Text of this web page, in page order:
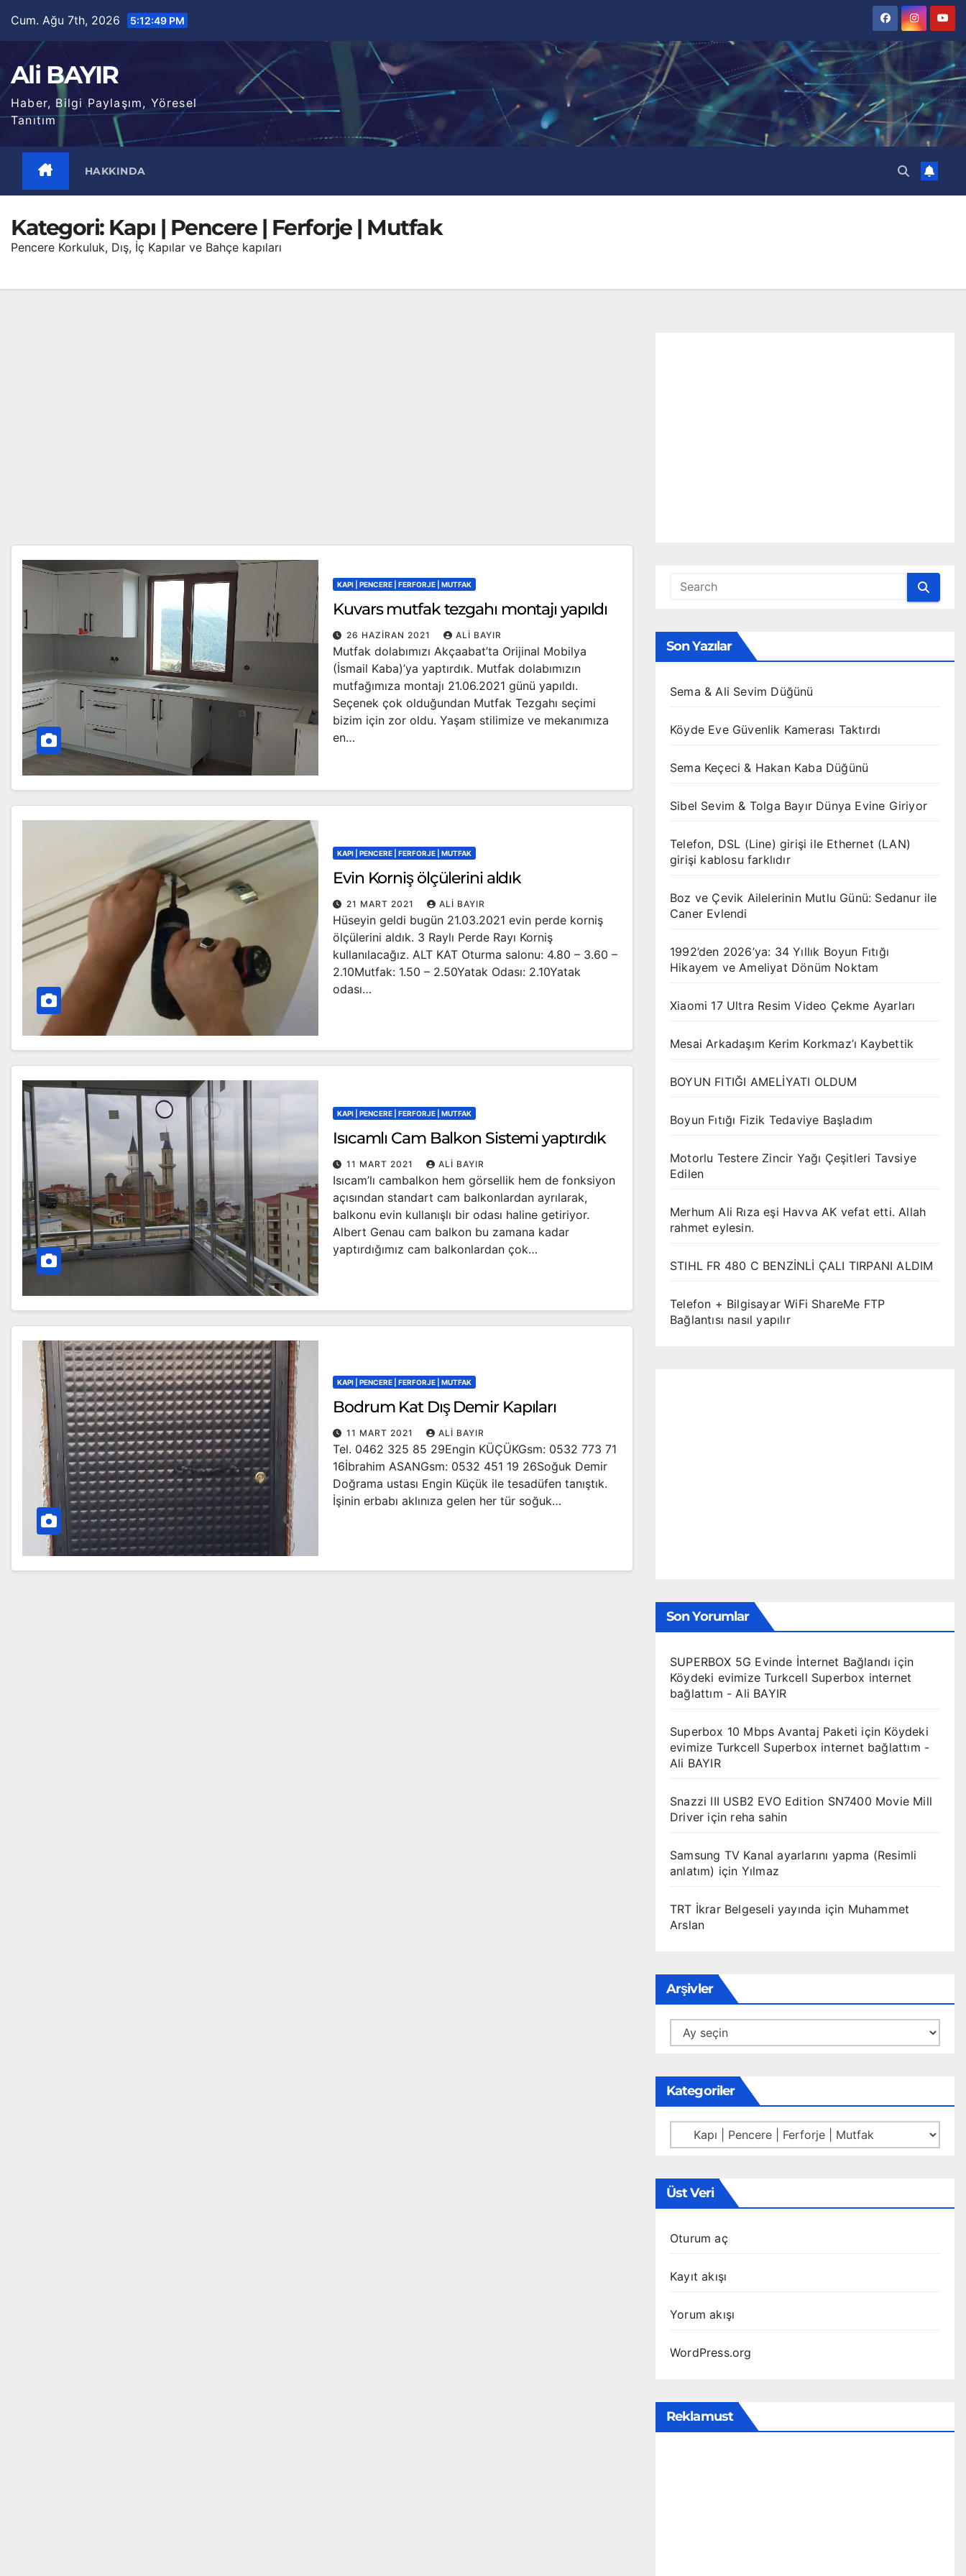
content
Cum. Ağu 7th, 2026 5:12:50 PM
Ali BAYIR
Haber, Bilgi Paylaşım, Yöresel
Tanıtım
HAKKINDA
Kategori: Kapı | Pencere | Ferforje | Mutfak
Pencere Korkuluk, Dış, İç Kapılar ve Bahçe kapıları
KAPI | PENCERE | FERFORJE | MUTFAK
Kuvars mutfak tezgahı montajı yapıldı
26 HAZIRAN 2021 ALI BAYIR
Mutfak dolabımızı Akçaabat’ta Orijinal Mobilya
(İsmail Kaba)’ya yaptırdık. Mutfak dolabımızın
mutfağımıza montajı 21.06.2021 günü yapıldı.
Seçenek çok olduğundan Mutfak Tezgahı seçimi
bizim için zor oldu. Yaşam stilimize ve mekanımıza
en…
KAPI | PENCERE | FERFORJE | MUTFAK
Evin Korniş ölçülerini aldık
21 MART 2021 ALI BAYIR
Hüseyin geldi bugün 21.03.2021 evin perde korniş
ölçülerini aldık. 3 Raylı Perde Rayı Korniş
kullanılacağız. ALT KAT Oturma salonu: 4.80 – 3.60 –
2.10Mutfak: 1.50 – 2.50Yatak Odası: 2.10Yatak
odası…
KAPI | PENCERE | FERFORJE | MUTFAK
Isıcamlı Cam Balkon Sistemi yaptırdık
11 MART 2021 ALI BAYIR
Isıcam’lı cambalkon hem görsellik hem de fonksiyon
açısından standart cam balkonlardan ayrılarak,
balkonu evin kullanışlı bir odası haline getiriyor.
Albert Genau cam balkon bu zamana kadar
yaptırdığımız cam balkonlardan çok…
KAPI | PENCERE | FERFORJE | MUTFAK
Bodrum Kat Dış Demir Kapıları
11 MART 2021 ALI BAYIR
Tel. 0462 325 85 29Engin KÜÇÜKGsm: 0532 773 71
16İbrahim ASANGsm: 0532 451 19 26Soğuk Demir
Doğrama ustası Engin Küçük ile tesadüfen tanıştık.
İşinin erbabı aklınıza gelen her tür soğuk…
Son Yazılar
Sema & Ali Sevim Düğünü
Köyde Eve Güvenlik Kamerası Taktırdı
Sema Keçeci & Hakan Kaba Düğünü
Sibel Sevim & Tolga Bayır Dünya Evine Giriyor
Telefon, DSL (Line) girişi ile Ethernet (LAN)
girişi kablosu farklıdır
Boz ve Çevik Ailelerinin Mutlu Günü: Sedanur ile
Caner Evlendi
1992’den 2026’ya: 34 Yıllık Boyun Fıtığı
Hikayem ve Ameliyat Dönüm Noktam
Xiaomi 17 Ultra Resim Video Çekme Ayarları
Mesai Arkadaşım Kerim Korkmaz’ı Kaybettik
BOYUN FITIĞI AMELİYATI OLDUM
Boyun Fıtığı Fizik Tedaviye Başladım
Motorlu Testere Zincir Yağı Çeşitleri Tavsiye
Edilen
Merhum Ali Rıza eşi Havva AK vefat etti. Allah
rahmet eylesin.
STIHL FR 480 C BENZİNLİ ÇALI TIRPANI ALDIM
Telefon + Bilgisayar WiFi ShareMe FTP
Bağlantısı nasıl yapılır
Son Yorumlar
SUPERBOX 5G Evinde İnternet Bağlandı için
Köydeki evimize Turkcell Superbox internet
bağlattım - Ali BAYIR
Superbox 10 Mbps Avantaj Paketi için Köydeki
evimize Turkcell Superbox internet bağlattım -
Ali BAYIR
Snazzi III USB2 EVO Edition SN7400 Movie Mill
Driver için reha sahin
Samsung TV Kanal ayarlarını yapma (Resimli
anlatım) için Yılmaz
TRT İkrar Belgeseli yayında için Muhammet
Arslan
Arşivler
Arşivler
Kategoriler
Kategoriler
Üst Veri
Oturum aç
Kayıt akışı
Yorum akışı
WordPress.org
Reklamust